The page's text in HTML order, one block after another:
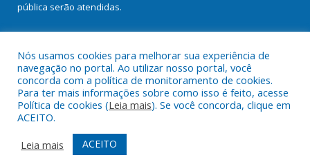
pública serão atendidas.
Todos os direitos reservados a Prefeitura Municipal de Bujaru.
Mapa do Site
Acessar Área Administrativa
Acessar Webmail
Nós usamos cookies para melhorar sua experiência de
navegação no portal. Ao utilizar nosso portal, você
concorda com a política de monitoramento de cookies.
Para ter mais informações sobre como isso é feito, acesse
Política de cookies (Leia mais). Se você concorda, clique em
ACEITO.
Leia mais
ACEITO